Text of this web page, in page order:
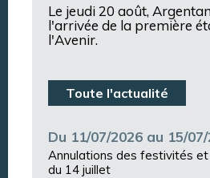
Le jeudi 20 août,
l'arrivée de la première
l'Avenir.
Toute l'actualité
Du 11/07/2026 au 15/
Annulations des festivités et
du 14 juillet